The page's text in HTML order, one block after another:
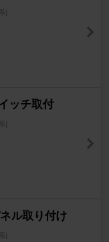
]
ッチ取付
]
ル取り付け
]